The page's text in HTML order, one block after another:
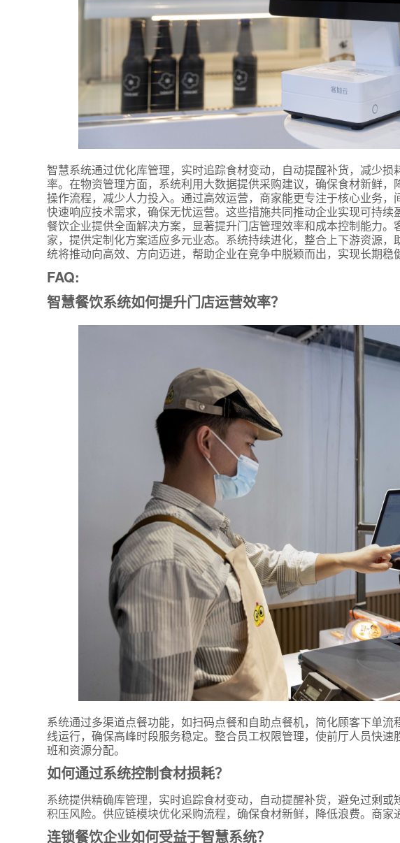
智慧系统通过优化库管理，实时追踪食材变动，自动提醒补货，减少
率。在物资管理方面，系统利用大数据提供采购建议，确保食材新鲜
操作流程，减少人力投入。通过高效运营，商家能更专注于核心业务，
快速响应技术需求，确保无忧运营。这些措施共同推动企业实现可持
餐饮企业提供全面解决方案，显著提升门店管理效率和成本控制能力
家，提供定制化方案适应多元业态。系统持续进化，整合上下游资源
统将推动向高效、方向迈进，帮助企业在竞争中脱颖而出，实现长期稳
FAQ:
智慧餐饮系统如何提升门店运营效率？
系统通过多渠道点餐功能，如扫码点餐和自助点餐机，简化顾客下单
线运行，确保高峰时段服务稳定。整合员工权限管理，使前厅人员快
班和资源分配。
如何通过系统控制食材损耗？
系统提供精确库管理，实时追踪食材变动，自动提醒补货，避免过剩
积压风险。供应链模块优化采购流程，确保食材新鲜，降低浪费。商家
连锁餐饮企业如何受益于智慧系统？